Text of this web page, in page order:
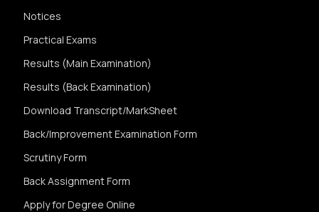
Notices
Practical Exams
Results (Main Examination)
Results (Back Examination)
Download Transcript/MarkSheet
Back/Improvement Examination Form
Scrutiny Form
Back Assignment Form
Apply for Degree Online